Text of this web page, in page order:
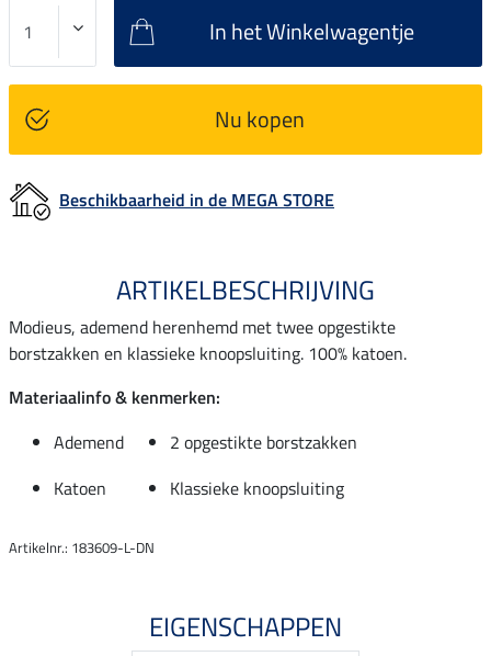
In het Winkelwagentje
Nu kopen
Beschikbaarheid in de MEGA STORE
ARTIKELBESCHRIJVING
Modieus, ademend herenhemd met twee opgestikte
borstzakken en klassieke knoopsluiting. 100% katoen.
Materiaalinfo & kenmerken:
Ademend
2 opgestikte borstzakken
Katoen
Klassieke knoopsluiting
Artikelnr.: 183609-L-DN
EIGENSCHAPPEN